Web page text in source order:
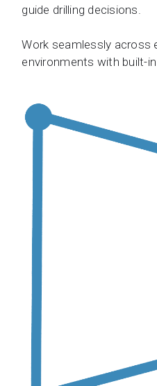
guide drilling decisions.
Work seamlessly across
environments with built-